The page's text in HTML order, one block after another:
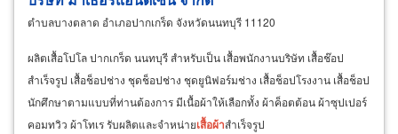
ตำบลบางตลาด อำเภอปากเกร็ด จังหวัดนนทบุรี 11120
ผลิตเสื้อโปโล ปากเกร็ด นนทบุรี สำหรับเป็น เสื้อพนักงานบริษัท เสื้อช๊อป
สำเร็จรูป เสื้อช็อปช่าง ชุดช็อปช่าง ชุดยูนิฟอร์มช่าง เสื้อช็อปโรงงาน เสื้อช็อป
นักศึกษาตามแบบที่ท่านต้องการ มีเนื้อผ้าให้เลือกทั้ง ผ้าค็อตต้อน ผ้าซุปเปอร์
คอมทวิว ผ้าโทเร รับผลิตและจำหน่ายเสื้อผ้าสำเร็จรูป